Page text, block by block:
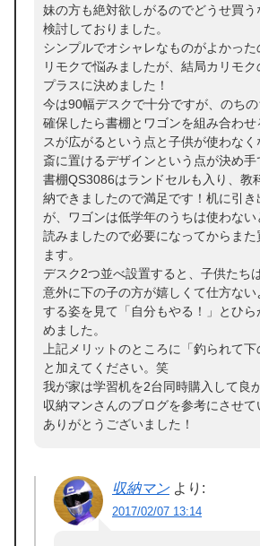
妹の方も絶対欲しがるのでどうせ買
検討しておりました。
シンプルでオシャレなものがよかった
リモクで悩みましたが、結局カリモク
プラスに決めました！
今は90幅デスクで十分ですが、のち
確保したら書棚とワゴンを組み合わ
スが広がるという点と子供が使わな
斎に置けるデザインという点が決め手
書棚QS3086はランドセルも入り、教
納できましたので満足です！机に引き
が、ワゴンは低学年のうちは使わな
読みましたので必要になってからま
ます。
デスク2つ並べ設置すると、子供たち
意外に下の子の方が嬉しくて仕方な
する姿を見て「自分もやる！」とひら
めました。
上記メリットのところに「釣られて下
と加えてください。笑
我が家は学習机を2台同時購入して良
収納マンさんのブログを参考にさせて
ありがとうございました！
収納マン より:
2017/02/07 13:14